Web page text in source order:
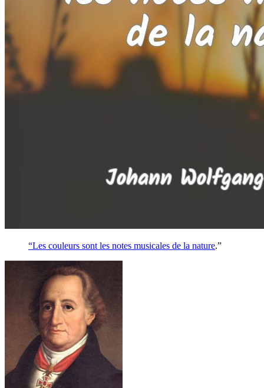
“Les couleurs sont les notes musicales de la nature.”